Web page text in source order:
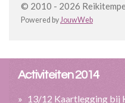
© 2010 - 2026
Powered byJouwWeb
Activiteiten 2014
13/12 Kaartlegging bij